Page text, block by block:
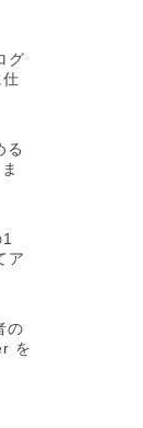
グ
る
ア
の
を